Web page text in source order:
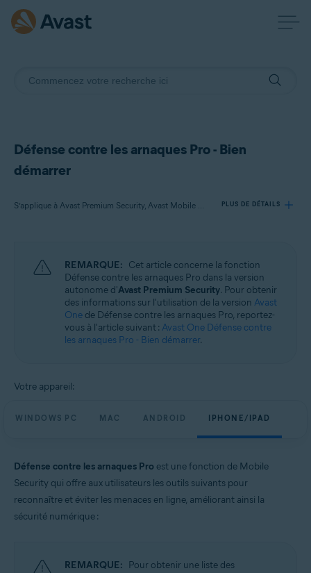
Défense contre les arnaques Pro - Bien
démarrer
S’applique à Avast Premium Security, Avast Mobile Security Premium PLUS DE DÉTAILS
Avast Premium Security
Avast Mobile Security Premium
Systèmes d'exploitation:
Windows, macOS, Android et iOS
REMARQUE: Cet article concerne la fonction
Défense contre les arnaques Pro dans la version
autonome d'Avast Premium Security. Pour obtenir
des informations sur l'utilisation de la version Avast
One de Défense contre les arnaques Pro, reportez-
vous à l'article suivant : Avast One Défense contre
les arnaques Pro - Bien démarrer.
Votre appareil:
WINDOWS PC MAC ANDROID IPHONE/IPAD
Défense contre les arnaques Pro est une fonction de Mobile
Security qui offre aux utilisateurs les outils suivants pour
reconnaître et éviter les menaces en ligne, améliorant ainsi la
sécurité numérique :
REMARQUE: Pour obtenir une liste des